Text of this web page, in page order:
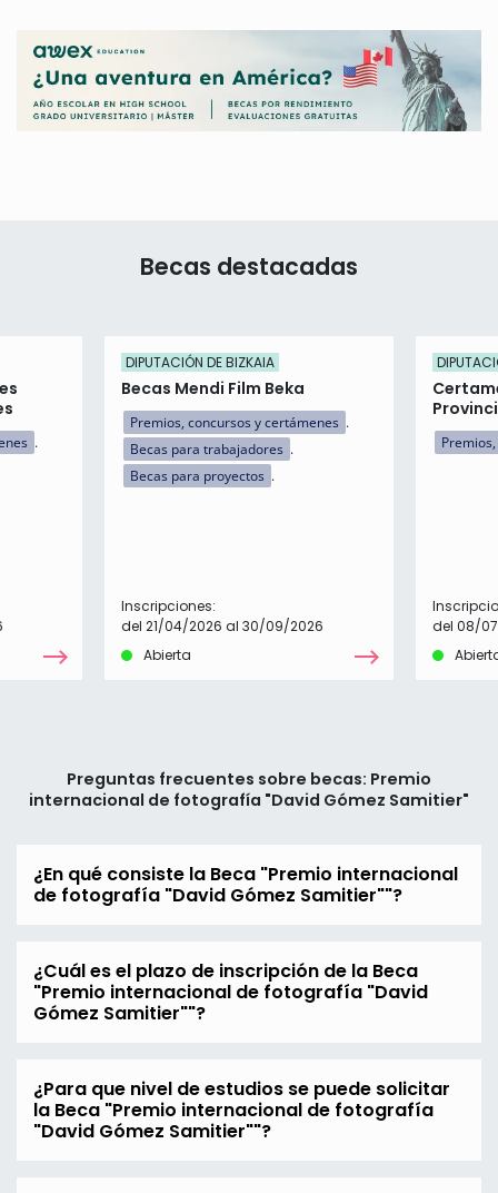
Becas destacadas
DIPUTACIÓN DE BIZKAIA
Becas Mendi Film Beka
Premios, concursos y certámenes
Becas para trabajadores
Becas para proyectos
Inscripciones:
del 21/04/2026 al 30/09/2026
Abierta
del 08/
Preguntas frecuentes sobre becas: Premio
internacional de fotografía "David Gómez Samitier"
¿En qué consiste la Beca "Premio internacional
de fotografía "David Gómez Samitier""?
¿Cuál es el plazo de inscripción de la Beca
"Premio internacional de fotografía "David
Gómez Samitier""?
¿Para que nivel de estudios se puede solicitar
la Beca "Premio internacional de fotografía
"David Gómez Samitier""?